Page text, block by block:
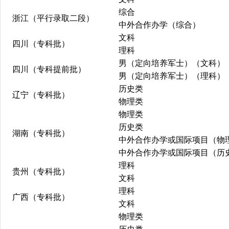
浙江（平行录取二段）
综合
中外合作办学（综合）
四川（专科批）
文科
理科
四川（专科提前批）
男（定向培养军士）（文科）
男（定向培养军士）（理科）
辽宁（专科批）
历史类
物理类
湖南（专科批）
物理类
历史类
中外合作办学或国际项目（物
中外合作办学或国际项目（历
贵州（专科批）
理科
文科
广西（专科批）
理科
文科
物理类